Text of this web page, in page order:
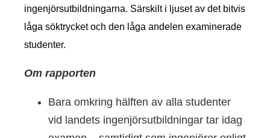
ingenjörsutbildningarna. Särskilt i ljuset av det bitvis
låga söktrycket och den låga andelen examinerade
studenter.
Om rapporten
Bara omkring hälften av alla studenter
vid landets ingenjörsutbildningar tar idag